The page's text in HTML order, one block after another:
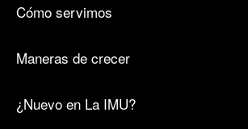
Cómo servimos
Maneras de crecer
¿Nuevo en La IMU?